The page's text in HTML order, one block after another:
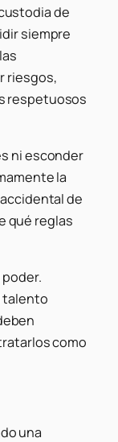
de
siempre
riesgos,
respetuosos
ni esconder
la
de
qué reglas
talento
como
una